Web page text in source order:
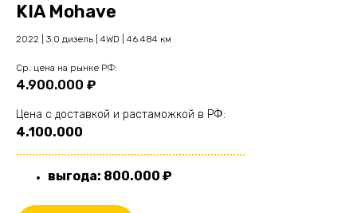
KIA Mohave
2022 | 3.0 дизель | 4WD | 46.484 км
Cр. цена на рынке РФ:
4.900.000 ₽
Цена с доставкой и растаможкой в РФ:
4.100.000
........................................................................
выгода: 800.000 ₽